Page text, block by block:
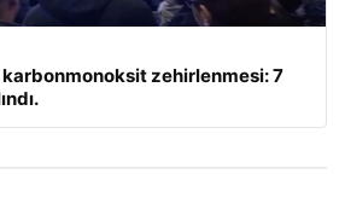
zehirlenmesi: 7